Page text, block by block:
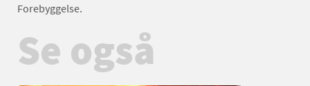
Forebyggelse.
Se også